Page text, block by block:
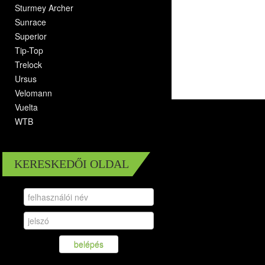
Sturmey Archer
Sunrace
Superior
Tip-Top
Trelock
Ursus
Velomann
Vuelta
WTB
KERESKEDŐI OLDAL
belépés